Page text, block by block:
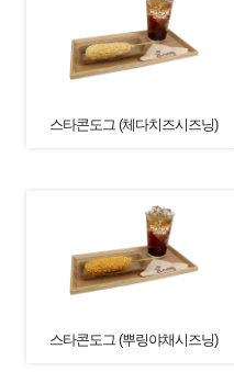
스타콘도그 (체다치즈시즈닝)
스타콘도그 (뿌링야채시즈닝)